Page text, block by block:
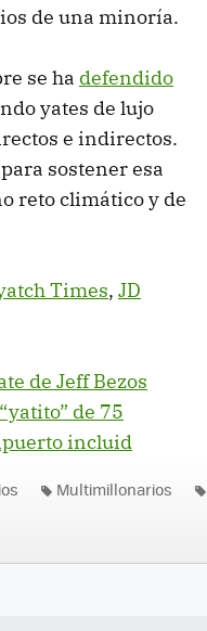
de una minoría.
se ha defendido
yates de lujo
e indirectos.
sostener esa
reto climático y de
Times, JD
de Jeff Bezos
de 75
incluid
Multimillonarios